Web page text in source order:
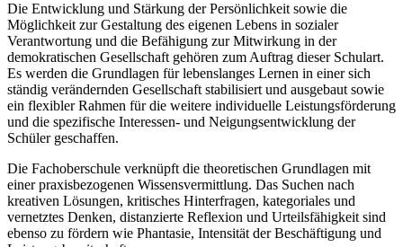
Die Entwicklung und Stärkung der Persönlichkeit sowie die
Möglichkeit zur Gestaltung des eigenen Lebens in sozialer
Verantwortung und die Befähigung zur Mitwirkung in der
demokratischen Gesellschaft gehören zum Auftrag dieser Schulart.
Es werden die Grundlagen für lebenslanges Lernen in einer sich
ständig verändernden Gesellschaft stabilisiert und ausgebaut sowie
ein flexibler Rahmen für die weitere individuelle Leistungsförderung
und die spezifische Interessen- und Neigungsentwicklung der
Schüler geschaffen.
Die Fachoberschule verknüpft die theoretischen Grundlagen mit
einer praxisbezogenen Wissensvermittlung. Das Suchen nach
kreativen Lösungen, kritisches Hinterfragen, kategoriales und
vernetztes Denken, distanzierte Reflexion und Urteilsfähigkeit sind
ebenso zu fördern wie Phantasie, Intensität der Beschäftigung und